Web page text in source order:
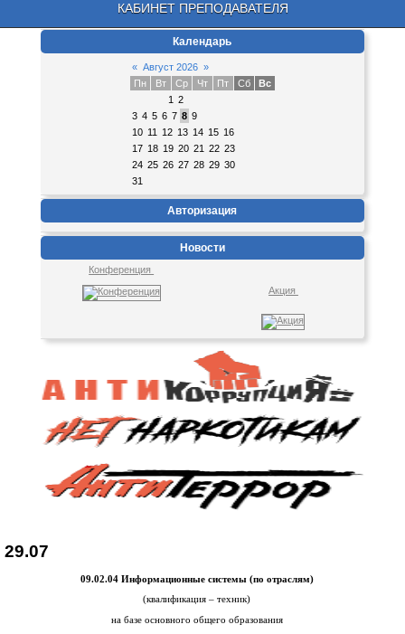
КАБИНЕТ ПРЕПОДАВАТЕЛЯ
Календарь
« Август 2026 »
Пн
Вт Ср Чт Пт Сб
Вс
1 2
3 4 5 6 7 8 9
10 11 12 13 14 15 16
17 18 19 20 21 22 23
24 25 26 27 28 29 30
31
Авторизация
Новости
Конференция
Акция
29.07
09.02.04 Информационные системы (по отраслям)
(квалификация – техник)
на базе основного общего образования